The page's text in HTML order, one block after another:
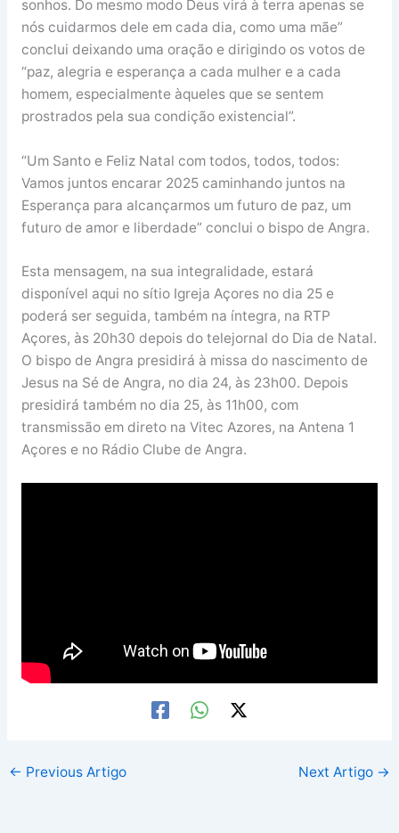
sonhos. Do mesmo modo Deus virá à terra apenas se
nós cuidarmos dele em cada dia, como uma mãe”
conclui deixando uma oração e dirigindo os votos de
“paz, alegria e esperança a cada mulher e a cada
homem, especialmente àqueles que se sentem
prostrados pela sua condição existencial”.
“Um Santo e Feliz Natal com todos, todos, todos:
Vamos juntos encarar 2025 caminhando juntos na
Esperança para alcançarmos um futuro de paz, um
futuro de amor e liberdade” conclui o bispo de Angra.
Esta mensagem, na sua integralidade, estará
disponível aqui no sítio Igreja Açores no dia 25 e
poderá ser seguida, também na íntegra, na RTP
Açores, às 20h30 depois do telejornal do Dia de Natal.
O bispo de Angra presidirá à missa do nascimento de
Jesus na Sé de Angra, no dia 24, às 23h00. Depois
presidirá também no dia 25, às 11h00, com
transmissão em direto na Vitec Azores, na Antena 1
Açores e no Rádio Clube de Angra.
← Previous Artigo Next Artigo →